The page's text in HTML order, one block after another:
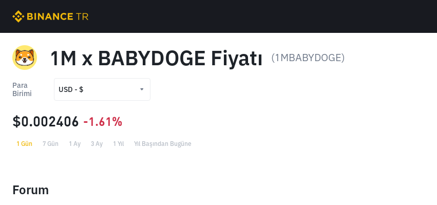
1M x BABYDOGE Fiyatı (1MBABYDOGE)
Para
Birimi
USD - $
TRY - ₺
$0.002406 -1.61%
1 Gün 7 Gün 1 Ay 3 Ay 1 Yıl Yıl Başından Bugüne
Forum